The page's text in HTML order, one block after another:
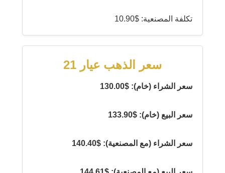
تكلفة المصنعية: $10.90
سعر الذهب عيار 21
سعر الشراء (خام): $130.00
سعر البيع (خام): $133.90
سعر الشراء (مع المصنعية): $140.40